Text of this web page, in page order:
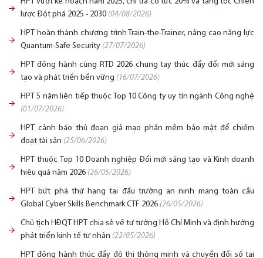
lược Đột phá 2025 - 2030 (04/08/2026)
HPT hoàn thành chương trình Train-the-Trainer, nâng cao năng lực
Quantum-Safe Security (27/07/2026)
HPT đồng hành cùng RTD 2026 chung tay thúc đẩy đổi mới sáng
tạo và phát triển bền vững (16/07/2026)
HPT 5 năm liên tiếp thuộc Top 10 Công ty uy tín ngành Công nghệ
(01/07/2026)
HPT cảnh báo thủ đoạn giả mạo phần mềm bảo mật để chiếm
đoạt tài sản (25/06/2026)
HPT thuộc Top 10 Doanh nghiệp Đổi mới sáng tạo và Kinh doanh
hiệu quả năm 2026 (26/05/2026)
HPT bứt phá thứ hạng tại đấu trường an ninh mạng toàn cầu
Global Cyber Skills Benchmark CTF 2026 (26/05/2026)
Chủ tịch HĐQT HPT chia sẻ về tư tưởng Hồ Chí Minh và định hướng
phát triển kinh tế tư nhân (22/05/2026)
HPT đồng hành thúc đẩy đô thị thông minh và chuyển đổi số tại